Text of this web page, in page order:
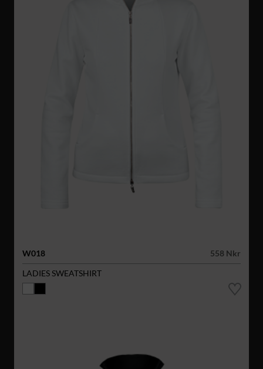
W018
558 Nkr
LADIES SWEATSHIRT